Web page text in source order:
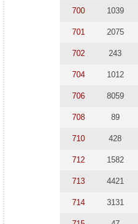
700 1039
701 2075
702 243
704 1012
706 8059
708 89
710 428
712 1582
713 4421
714 3131